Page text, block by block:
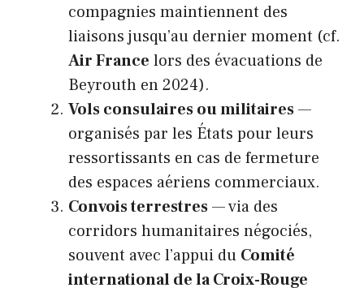
compagnies maintiennent des
liaisons jusqu’au dernier moment (cf.
Air France lors des évacuations de
Beyrouth en 2024).
Vols consulaires ou militaires—
organisés par les États pour leurs
ressortissants en cas de fermeture
des espaces aériens commerciaux.
Convois terrestres— via des
corridors humanitaires négociés,
souvent avec l’appui du Comité
international de la Croix-Rouge